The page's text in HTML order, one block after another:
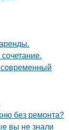
современный
без ремонта?
вы не знали